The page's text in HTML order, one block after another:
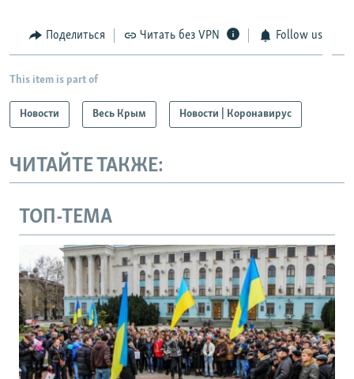
Поделиться Читать без VPN Follow us
This item is part of
Новости Весь Крым Новости | Коронавирус
ЧИТАЙТЕ ТАКЖЕ:
ТОП-ТЕМА